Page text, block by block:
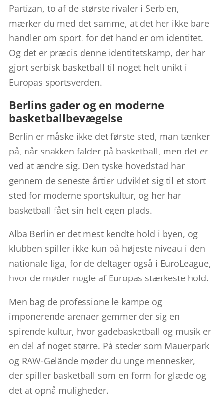
Partizan, to af de største rivaler i Serbien,
mærker du med det samme, at det her ikke bare
handler om sport, for det handler om identitet.
Og det er præcis denne identitetskamp, der har
gjort serbisk basketball til noget helt unikt i
Europas sportsverden.
Berlins gader og en moderne
basketballbevægelse
Berlin er måske ikke det første sted, man tænker
på, når snakken falder på basketball, men det er
ved at ændre sig. Den tyske hovedstad har
gennem de seneste årtier udviklet sig til et stort
sted for moderne sportskultur, og her har
basketball fået sin helt egen plads.
Alba Berlin er det mest kendte hold i byen, og
klubben spiller ikke kun på højeste niveau i den
nationale liga, for de deltager også i EuroLeague,
hvor de møder nogle af Europas stærkeste hold.
Men bag de professionelle kampe og
imponerende arenaer gemmer der sig en
spirende kultur, hvor gadebasketball og musik er
en del af noget større. På steder som Mauerpark
og RAW-Gelände møder du unge mennesker,
der spiller basketball som en form for glæde og
det at opnå muligheder.